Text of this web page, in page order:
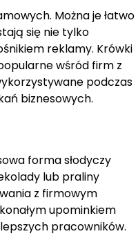
Można je łatwo
się nie tylko
reklamy. Krówki
wśród firm z
podczas
biznesowych.
forma słodyczy
lub praliny
z firmowym
upominkiem
pracowników.